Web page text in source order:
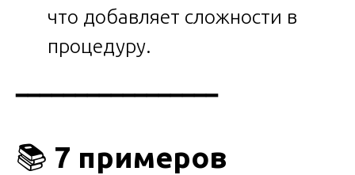
что добавляет сложности в
процедуру.
━━━━━━━━━━━━━━━━━
📚 7 примеров